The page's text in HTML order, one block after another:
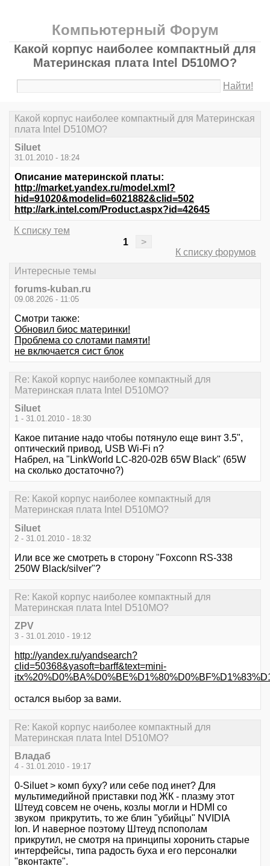
Компьютерный Форум
Какой корпус наиболее компактный для
Материнская плата Intel D510MO?
Найти!
Какой корпус наиболее компактный для Материнская
плата Intel D510MO?
Siluet
31.01.2010 - 18:24
Описание материнской платы:
http://market.yandex.ru/model.xml?
hid=91020&modelid=6021882&clid=502
http://ark.intel.com/Product.aspx?id=42645
К списку тем
1
>
К списку форумов
Интересные темы
forums-kuban.ru
09.08.2026 - 11:05
Смотри также:
Обновил биос материнки!
Проблема со слотами памяти!
не включается сист блок
Re: Какой корпус наиболее компактный для
Материнская плата Intel D510MO?
Siluet
1 - 31.01.2010 - 18:30
Какое питание надо чтобы потянуло еще винт 3.5",
оптический привод, USB Wi-Fi n?
Набрел, на "LinkWorld LC-820-02B 65W Black" (65W
на сколько достаточно?)
Re: Какой корпус наиболее компактный для
Материнская плата Intel D510MO?
Siluet
2 - 31.01.2010 - 18:32
Или все же смотреть в сторону "Foxconn RS-338
250W Black/silver"?
Re: Какой корпус наиболее компактный для
Материнская плата Intel D510MO?
ZPV
3 - 31.01.2010 - 19:12
http://yandex.ru/yandsearch?
clid=50368&yasoft=barff&text=mini-
остался выбор за вами.
Re: Какой корпус наиболее компактный для
Материнская плата Intel D510MO?
Владаб
4 - 31.01.2010 - 19:17
0-Siluet > комп буху? или себе под инет? Для
мультимедийной приставки под ЖК - плазму этот
Штеуд совсем не очень, козлы могли и HDMI со
звуком прикрутить, то же блин "убийцы" NVIDIA
Ion. И наверное поэтому Штеуд пспополам
прикрутил, не смотря на принципы хоронить старые
интерфейсы, типа радость буха и его персоналки
"вконтакте".